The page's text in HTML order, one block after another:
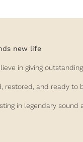
new life
in giving
restored, and ready to
in legendary